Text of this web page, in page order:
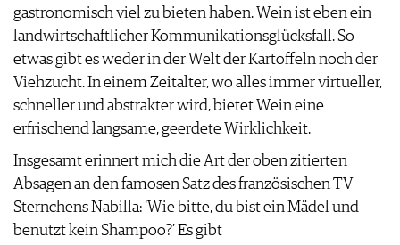
gastronomisch viel zu bieten haben. Wein ist eben ein
landwirtschaftlicher Kommunikationsglücksfall. So
etwas gibt es weder in der Welt der Kartoffeln noch der
Viehzucht. In einem Zeitalter, wo alles immer virtueller,
schneller und abstrakter wird, bietet Wein eine
erfrischend langsame, geerdete Wirklichkeit.
Insgesamt erinnert mich die Art der oben zitierten
Absagen an den famosen Satz des französischen TV-
Sternchens Nabilla: ‘Wie bitte, du bist ein Mädel und
benutzt kein Shampoo?’ Es gibt